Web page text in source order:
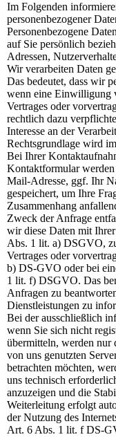
Im Folgenden
personenbezogener
Personenbezogene
auf Sie persönlich
Adressen,
Wir verarbeiten Daten
Das bedeutet, dass wir
wenn eine Einwilligung
Vertrages oder
rechtlich dazu
Interesse an der
Rechtsgrundlage wird
Bei Ihrer
Kontaktformular
Mail-Adresse, ggf. Ihr
gespeichert, um Ihre
Zusammenhang
Zweck der Anfrage
wir diese Daten mit
Abs. 1 lit. a) DSGVO,
Vertrages oder
b) DS-GVO oder bei
1 lit. f) DSGVO. Das
Anfragen zu
Dienstleistungen zu
Bei der ausschließlich
wenn Sie sich nicht
übermitteln, werden nur
von uns genutzten
betrachten möchten,
uns technisch
anzuzeigen und die
Weiterleitung erfolgt
der Nutzung des
Art. 6 Abs. 1 lit. f DS-